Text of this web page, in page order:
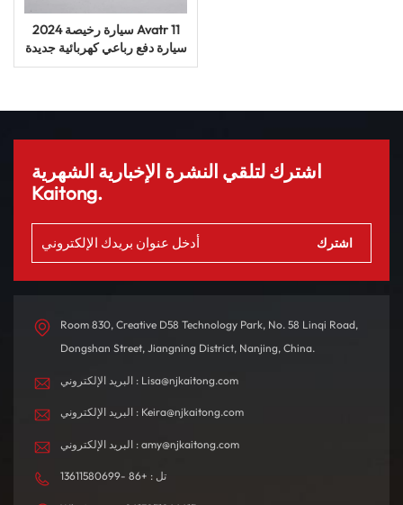
سيارة رخيصة 2024 Avatr 11
سيارة دفع رباعي كهربائية جديدة
للطاقة للبالغين سيارة مستعملة
اشترك لتلقي النشرة الإخبارية الشهرية
Kaitong.
Room 830, Creative D58 Technology Park, No. 58 Linqi Road,
Dongshan Street, Jiangning District, Nanjing, China.
البريد الإلكتروني : Lisa@njkaitong.com
البريد الإلكتروني : Keira@njkaitong.com
البريد الإلكتروني : amy@njkaitong.com
تل : +86 -13611580699